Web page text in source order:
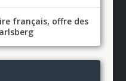
français, offre des